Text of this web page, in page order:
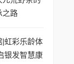
之路
|虹彩乐龄体
银发智慧康